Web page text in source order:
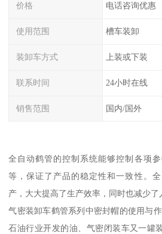
价格 电话咨询优惠
使用范围 槽车装卸
装卸车方式 上装或下装
联系时间 24小时在线
销售范围 国内/国外
全自动鹤管的控制系统能够控制各项
等，保证了产品的稳定性和一致性。
产，大大提高了生产效率，同时也减少了
气密装卸车鹤管系列中密封帽的使用与
石油行业开发的油、气密闭装车又一罐